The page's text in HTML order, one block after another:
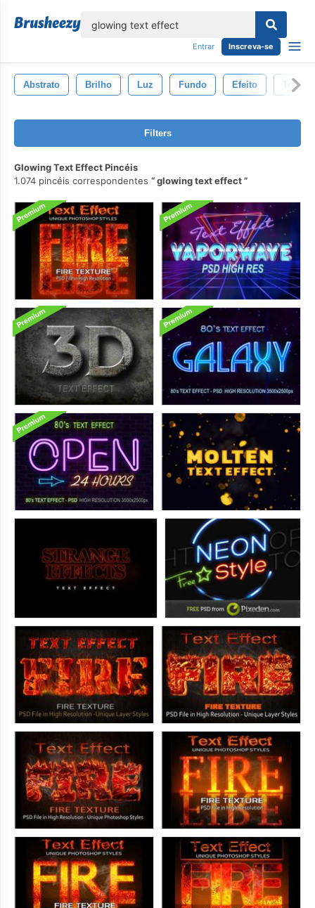
Entrar Inscreva-se
Abstrato Brilho Luz Fundo Efeito
Filters
Glowing Text Effect Pincéis
1.074 pincéis correspondentes
glowing text effect